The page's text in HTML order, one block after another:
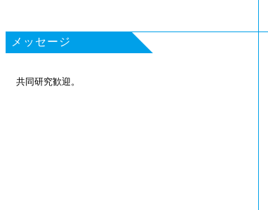
メッセージ
共同研究歓迎。